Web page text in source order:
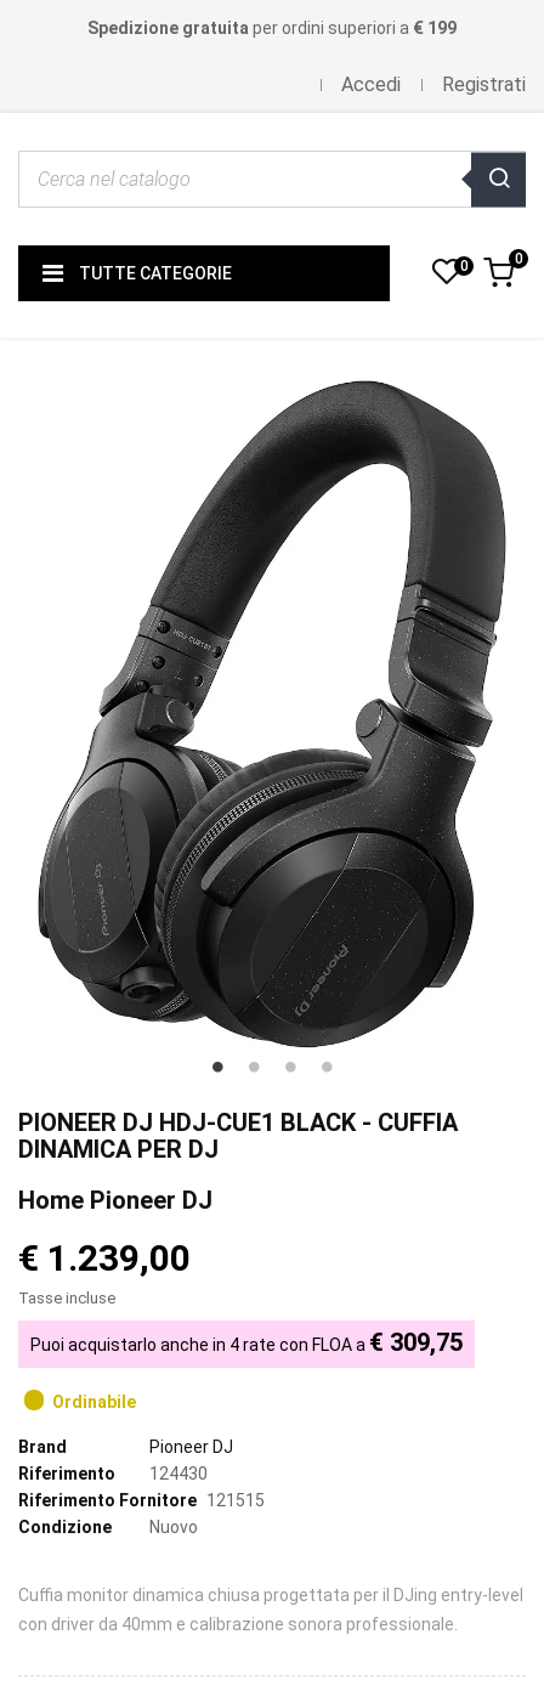
Spedizione gratuita per ordini superiori a € 199
Accedi Registrati
TUTTE CATEGORIE 0 0
PIONEER DJ HDJ-CUE1 BLACK - CUFFIA
DINAMICA PER DJ
Home Pioneer DJ
€ 1.239,00
Tasse incluse
Puoi acquistarlo anche in 4 rate con FLOA a € 309,75
Ordinabile
Brand
Pioneer DJ
Riferimento
124430
Riferimento Fornitore 121515
Condizione
Nuovo
Cuffia monitor dinamica chiusa progettata per il DJing entry-level
con driver da 40mm e calibrazione sonora professionale.